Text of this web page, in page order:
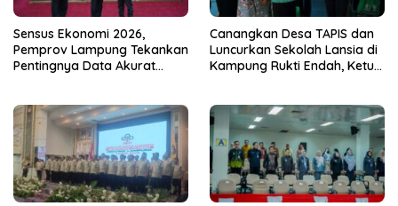
Sensus Ekonomi 2026,
Pemprov Lampung Tekankan
Pentingnya Data Akurat
Canangkan Desa TAPIS dan
Luncurkan Sekolah Lansia di
Kampung Rukti Endah, Ketua
dari Desa